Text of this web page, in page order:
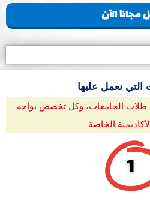
مجانا الآن
التي نعمل عليها
الجامعات، وكل تخصص يواجه
الخاصة